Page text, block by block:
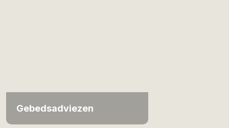
Gebedsadviezen